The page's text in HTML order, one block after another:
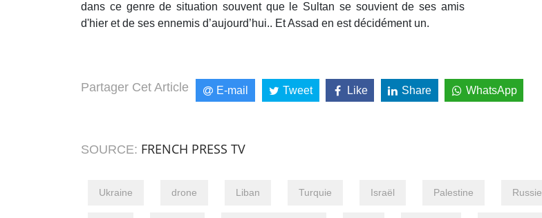
dans ce genre de situation souvent que le Sultan se souvient de ses amis
d'hier et de ses ennemis d’aujourd’hui.. Et Assad en est décidément un.
Partager Cet Article E-mail Tweet Like Share WhatsApp
SOURCE: FRENCH PRESS TV
Ukraine drone Liban Turquie Israël Palestine Russie